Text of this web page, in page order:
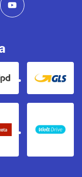
Gls
Sledenje
WOLT